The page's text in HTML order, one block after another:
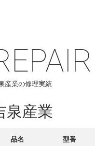
い合わせ /
産業の修理実績
泉産業
品名 型番